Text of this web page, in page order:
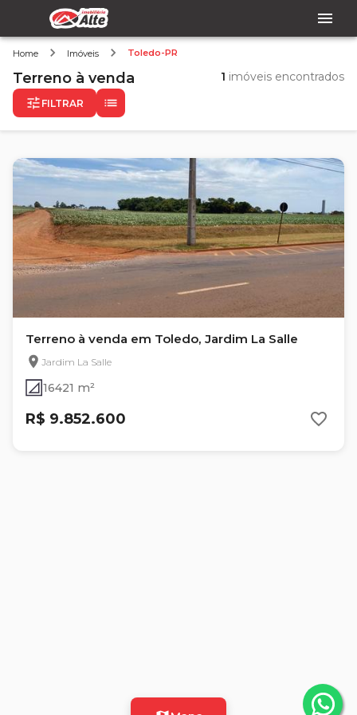
Home Imóveis Toledo-PR
Terreno à venda 1 imóveis encontrados
FILTRAR
Terreno à venda em Toledo, Jardim La Salle
Jardim La Salle
16421 m²
R$ 9.852.600